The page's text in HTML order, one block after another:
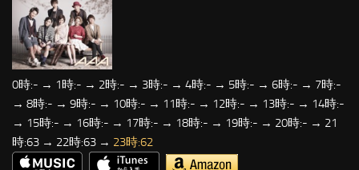
0時:- → 1時:- → 2時:- → 3時:- → 4時:- → 5時:- → 6時:- → 7時:-
→ 8時:- → 9時:- → 10時:- → 11時:- → 12時:- → 13時:- → 14時:-
→ 15時:- → 16時:- → 17時:- → 18時:- → 19時:- → 20時:- → 21
時:63 → 22時:63 → 23時:62